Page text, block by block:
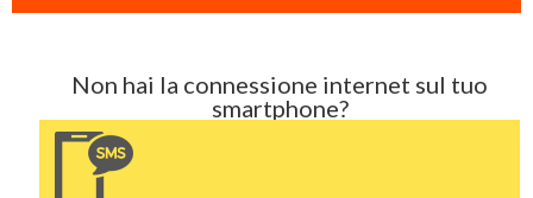
Non hai la connessione internet sul tuo
smartphone?